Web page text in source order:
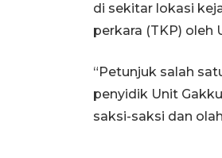
di sekitar lokasi
perkara (TKP) oleh
“Petunjuk salah
penyidik Unit
saksi-saksi dan